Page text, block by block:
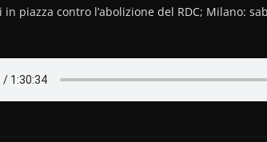
in piazza contro l’abolizione del RDC; Milano: